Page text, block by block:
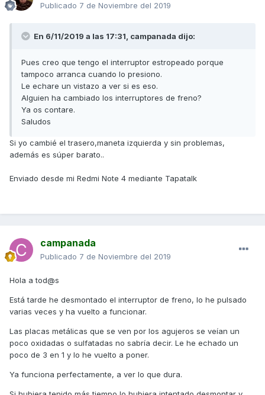
Publicado 7 de Noviembre del 2019
En 6/11/2019 a las 17:31, campanada dijo:
Pues creo que tengo el interruptor estropeado porque
tampoco arranca cuando lo presiono.
Le echare un vistazo a ver si es eso.
Alguien ha cambiado los interruptores de freno?
Ya os contare.
Saludos
Si yo cambié el trasero,maneta izquierda y sin problemas,
además es súper barato..
Enviado desde mi Redmi Note 4 mediante Tapatalk
campanada
Publicado 7 de Noviembre del 2019
Hola a tod@s
Está tarde he desmontado el interruptor de freno, lo he pulsado
varias veces y ha vuelto a funcionar.
Las placas metálicas que se ven por los agujeros se veían un
poco oxidadas o sulfatadas no sabría decir. Le he echado un
poco de 3 en 1 y lo he vuelto a poner.
Ya funciona perfectamente, a ver lo que dura.